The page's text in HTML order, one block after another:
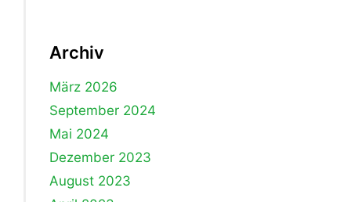
Archiv
März 2026
September 2024
Mai 2024
Dezember 2023
August 2023